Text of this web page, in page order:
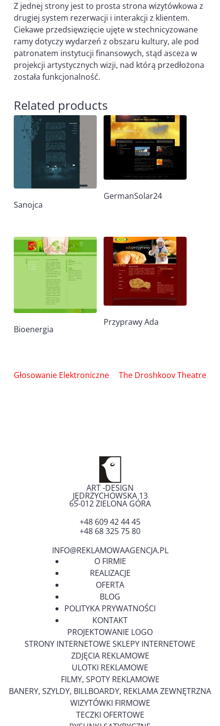
Z jednej strony jest to prosta strona wizytówkowa z
drugiej system rezerwacji i interakcji z klientem.
Ciekawe przedsięwzięcie ujęte w stechnicyzowane
ramy dotyczy wydarzeń z obszaru kultury, ale pod
patronatem instytucji finansowych, stąd asceza w
projekcji artystycznych wizji, nad którą przedłożona
została funkcjonalność.
Related products
Sanojca
GermanSolar24
Bioenergia
Przyprawy Ada
Nawigacja
Głosowanie Elektroniczne The Droshkoov Theatre
ART -DESIGN
JĘDRZYCHOWSKA 13
65-012ZIELONA GÓRA
+48 609 42 44 45
+48 68 325 75 80
INFO@REKLAMOWAAGENCJA.PL
O FIRMIE
REALIZACJE
OFERTA
BLOG
POLITYKA PRYWATNOŚCI
KONTAKT
PROJEKTOWANIE LOGO
STRONY INTERNETOWE SKLEPY INTERNETOWE
ZDJĘCIA REKLAMOWE
ULOTKI REKLAMOWE
FILMY, SPOTY REKLAMOWE
BANERY, SZYLDY, BILLBOARDY, REKLAMA ZEWNĘTRZNA
WIZYTÓWKI FIRMOWE
TECZKI OFERTOWE